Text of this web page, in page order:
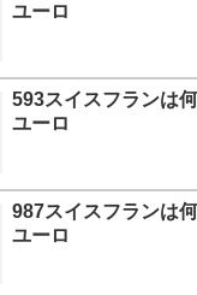
ユーロ
593スイスフランは
ユーロ
987スイスフランは
ユーロ